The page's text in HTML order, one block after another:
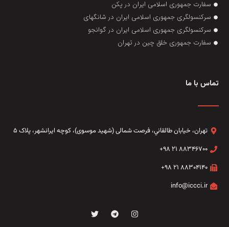
سفارت جمهوری اسلامی ایران در پکن
سرکنسولگری جمهوری اسلامی ایران در شانگهای
سرکنسولگری جمهوری اسلامی ایران در گوانجو
سفارت جمهوری خلق چین در تهران
تماس با ما
تهران، خيابان طالقاني،‌ فرصت شمالی (شهید موسوی)، کوچه ایرانشهر، پلاک ۵
۸۸۳۴۶۷۰۰ ۲۱ ۹۸+
۸۸۳۰۴۱۴۰ ۲۱ ۹۸+
info@iccci.ir